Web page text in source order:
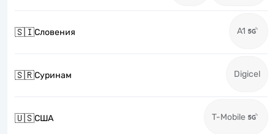
🇸🇮Словения A1
🇸🇷Суринам Digicel
🇺🇸США T-Mobile